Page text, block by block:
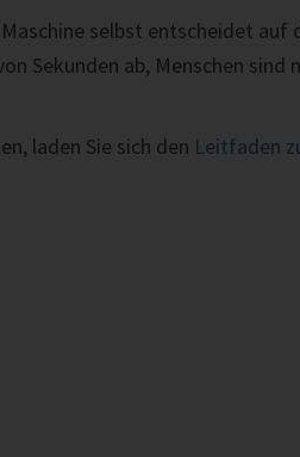
selbst entscheidet auf
Sekunden ab, Menschen sind
laden Sie sich den Leitfaden